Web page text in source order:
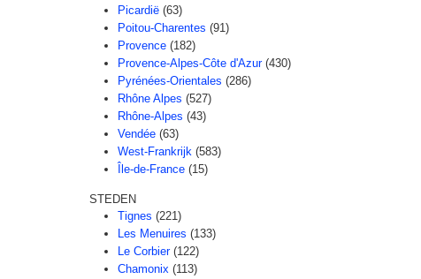
Picardië (63)
Poitou-Charentes (91)
Provence (182)
Provence-Alpes-Côte d'Azur (430)
Pyrénées-Orientales (286)
Rhône Alpes (527)
Rhône-Alpes (43)
Vendée (63)
West-Frankrijk (583)
Île-de-France (15)
STEDEN
Tignes (221)
Les Menuires (133)
Le Corbier (122)
Chamonix (113)